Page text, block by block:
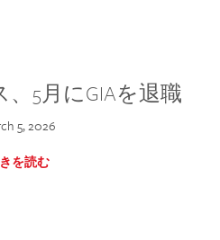
5月にGIAを退職
5, 2026
を読む